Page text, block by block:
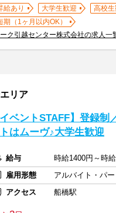
給あり 大学生歓迎 高校生
期（1ヶ月以内OK）
ク引越センター株式会社の求人一
リア
イベントSTAFF】登録
はムーヴ♪大学生歓迎
給与
時給1400円～時
雇用形態
アルバイト・パー
アクセス
船橋駅